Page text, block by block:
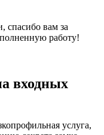
спасибо вам за
работу!
входных
услуга,